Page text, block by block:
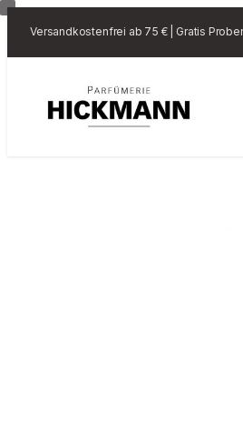
Versandkostenfrei ab 75 € | Gratis